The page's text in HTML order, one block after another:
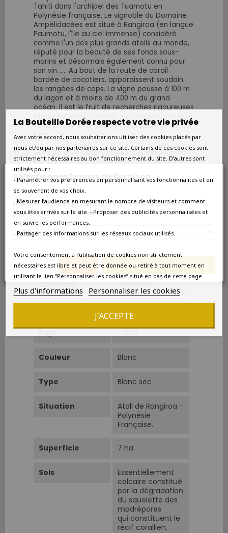
Sélectionnez le pays de livraison
Nos prix et les frais peuvent varier en fonction du
pays/de la région de livraison.
France métropolitaine
Annuler Enregistrer les modifications
Tahiti dans l'archipel des Tuamotu en
Polynésie française. Le vignoble du Domaine
Ampélidacées est situé à Rangiroa (en langue
Paumotu, l'île au ciel immense) considéré
comme l'un des plus grands atolls au monde,
réputé pour la beauté de ses fonds sous-
marins et désormais également connu pour
son vin ..... Au bout de la route de corail
bordée de cocotiers, apparaissent soudain
les rangées de ceps. La vigne pousse à 100 m
du lagon et à moins de 400 m du grand
océan. Il est le fruit de recherches rigoureuses
et passionnées fondées sur l'observation et
l'adaptation à un écosystème protégé et
rare.
Vous ne savez pas où trouver levin de Tahiti
en France ? Les vins tahitiens sont en vente
chez La Bouteille Dorée et si vous souhaitez
offrir des vins de Polynésie pour un cadeau
original, optez pour un
2 ou 3 bouteilles de Blanc de Corail.
Fiche technique
Millésime 2024
Format Bouteille 0.75L
Qté/Colis 1 bouteille
Couleur Blanc
Type Blanc sec
Situation
Atoll de Rangiroa -
Polynésie
Française.
Superficie 7 ha.
Sols
Essentiellement
calcaire constitué
par la dégradation
du squelette des
madrépores
qui constituent le
récif corallien.
La Bouteille Dorée respecte votre vie privée
Avec votre accord, nous souhaiterions utiliser des cookies placés par
nous et/ou par nos partenaires sur ce site. Certains de ces cookies sont
strictement nécessaires au bon fonctionnement du site. D’autres sont
utilisés pour :
- Paramétrer vos préférences en personnalisant vos fonctionnalités et en
se souvenant de vos choix.
- Mesurer l’audience en mesurant le nombre de visiteurs et comment
vous êtes arrivés sur le site. - Proposer des publicités personnalisées et
en suivre les performances.
- Partager des informations sur les réseaux sociaux utilisés.
Votre consentement à l’utilisation de cookies non strictement
nécessaires est libre et peut être donnée ou retiré à tout moment en
utilisant le lien “Personnaliser les cookies” situé en bas de cette page.
Plus d'informations Personnaliser les cookies
J'ACCEPTE